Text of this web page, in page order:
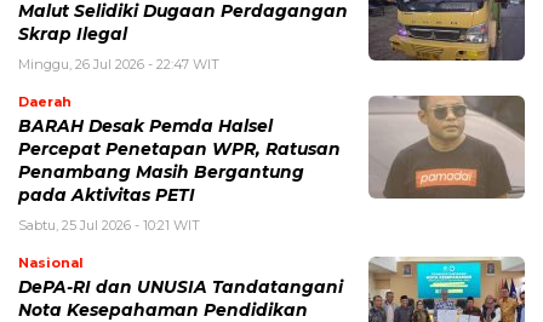
Malut Selidiki Dugaan Perdagangan
Skrap Ilegal
Minggu, 26 Jul 2026 - 22:47 WIT
Daerah
BARAH Desak Pemda Halsel
Percepat Penetapan WPR, Ratusan
Penambang Masih Bergantung
pada Aktivitas PETI
Sabtu, 25 Jul 2026 - 10:21 WIT
Nasional
DePA-RI dan UNUSIA Tandatangani
Nota Kesepahaman Pendidikan